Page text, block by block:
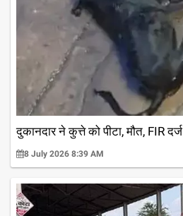
दुकानदार ने कुत्ते को पीटा, मौत, FIR दर्ज
8 July 2026 8:39 AM